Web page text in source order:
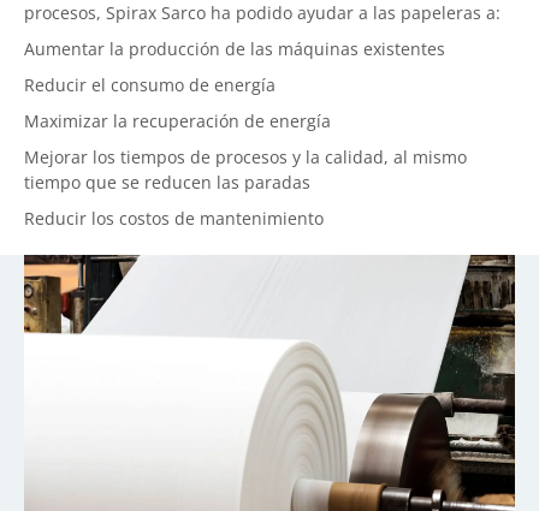
procesos, Spirax Sarco ha podido ayudar a las papeleras a:
Aumentar la producción de las máquinas existentes
Reducir el consumo de energía
Maximizar la recuperación de energía
Mejorar los tiempos de procesos y la calidad, al mismo
tiempo que se reducen las paradas
Reducir los costos de mantenimiento